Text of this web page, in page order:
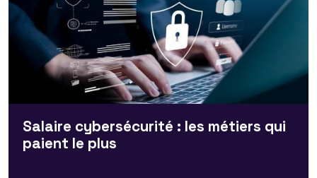
Salaire cybersécurité : les métiers qui
paient le plus